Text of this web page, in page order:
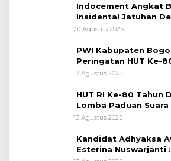
Indocement Angkat
Insidental Jatuhan
Citeureup
20 Agustus 2025
PWI Kabupaten
Peringatan HUT Ke-
RI, di Lapangan Tegar
17 Agustus 2025
HUT RI Ke-80 Tahun
Lomba Paduan Suara
Kabupaten Bogor
13 Agustus 2025
Kandidat Adhyaksa
Esterina Nuswarjanti